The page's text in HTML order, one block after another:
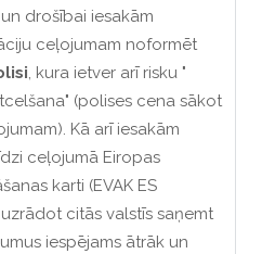
drošībai iesakām
ceļojumam noformēt
, kura ietver arī risku "
(polises cena sākot
Kā arī iesakām
ceļojumā Eiropas
karti (EVAK ES
citās valstīs saņemt
iespējams ātrāk un